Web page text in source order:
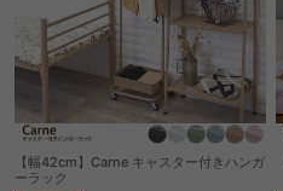
【幅42cm】Carne キャスター付きハンガ
ーラック